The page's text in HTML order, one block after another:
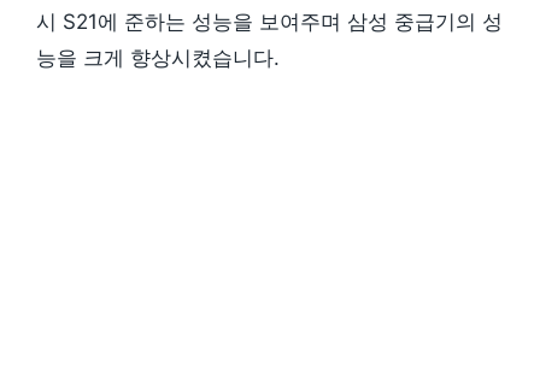
시 S21에 준하는 성능을 보여주며 삼성 중급기의 성
능을 크게 향상시켰습니다.